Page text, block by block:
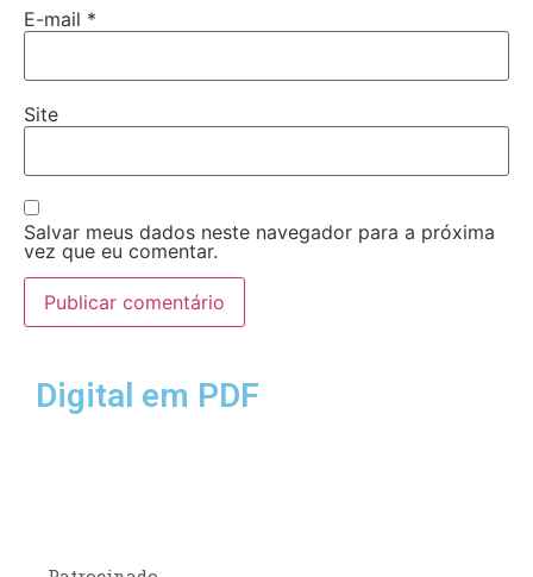
E-mail *
Site
Salvar meus dados neste navegador para a próxima
vez que eu comentar.
Digital em PDF